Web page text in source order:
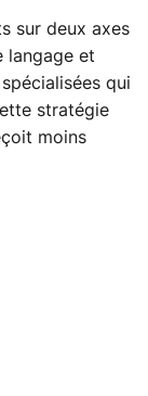
sur deux axes
langage et
qui
stratégie
moins